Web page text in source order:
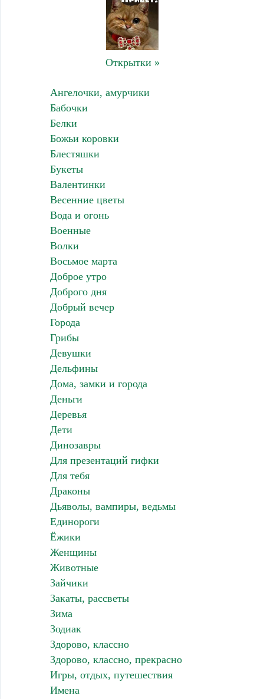
Открытки »
Ангелочки, амурчики
Бабочки
Белки
Божьи коровки
Блестяшки
Букеты
Валентинки
Весенние цветы
Вода и огонь
Военные
Волки
Восьмое марта
Доброе утро
Доброго дня
Добрый вечер
Города
Грибы
Девушки
Дельфины
Дома, замки и города
Деньги
Деревья
Дети
Динозавры
Для презентаций гифки
Для тебя
Драконы
Дьяволы, вампиры, ведьмы
Единороги
Ёжики
Женщины
Животные
Зайчики
Закаты, рассветы
Зима
Зодиак
Здорово, классно
Здорово, классно, прекрасно
Игры, отдых, путешествия
Имена